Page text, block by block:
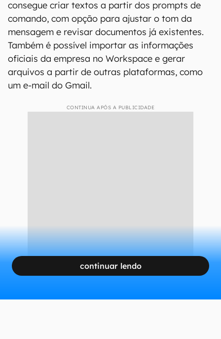
consegue criar textos a partir dos prompts de
comando, com opção para ajustar o tom da
mensagem e revisar documentos já existentes.
Também é possível importar as informações
oficiais da empresa no Workspace e gerar
arquivos a partir de outras plataformas, como
um e-mail do Gmail.
CONTINUA APÓS A PUBLICIDADE
continuar lendo